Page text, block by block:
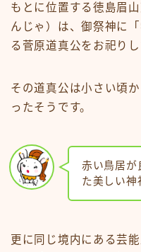
もとに位置する徳島眉
んじゃ）は、御祭神に
る菅原道真公をお祀りし
その道真公は小さい頃
ったそうです。
赤い鳥居が
た美しい神
更に同じ境内にある芸